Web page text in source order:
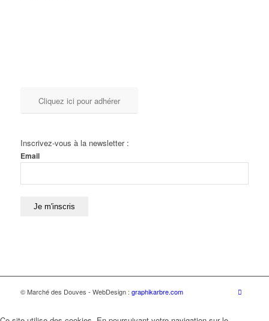
Cliquez ici pour adhérer
Inscrivez-vous à la newsletter :
Email
© Marché des Douves - WebDesign : graphikarbre.com